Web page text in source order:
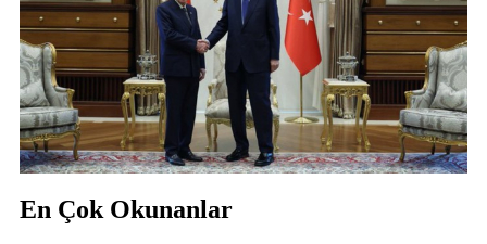
En Çok Okunanlar